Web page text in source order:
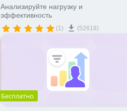
Анализируйте нагрузку и
эффективность
(1) (52618)
Бесплатно